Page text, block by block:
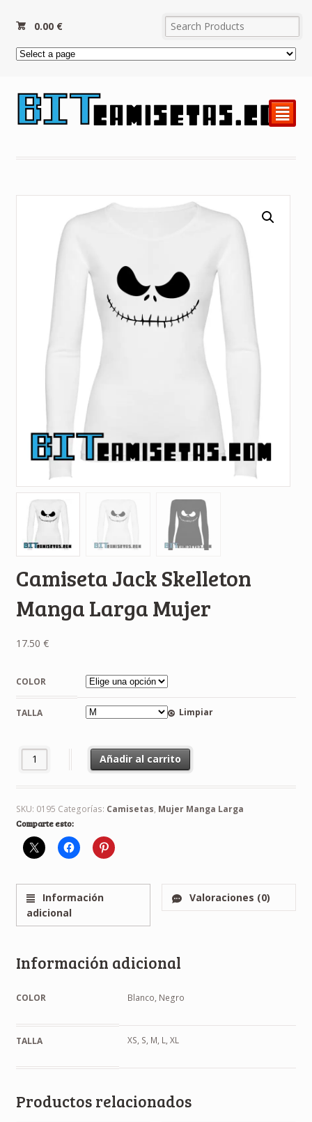
0.00 €
²
Camiseta Jack Skelleton
Manga Larga Mujer
17.50 €
COLOR
TALLA Limpiar
Camiseta Jack Skelleton Manga Larga Mujer cantidad
Añadir al carrito
SKU: 0195 Categorías: Camisetas, Mujer Manga Larga
Comparte esto:
Información
adicional
Valoraciones (0)
Información adicional
COLOR Blanco, Negro
TALLA XS, S, M, L, XL
Productos relacionados